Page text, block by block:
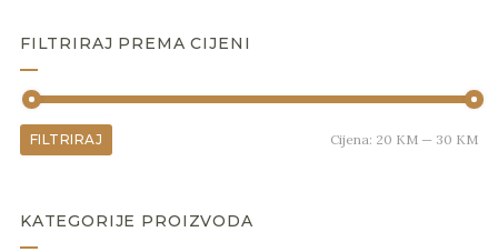
FILTRIRAJ PREMA CIJENI
FILTRIRAJ Cijena: 20 KM — 30 KM
KATEGORIJE PROIZVODA